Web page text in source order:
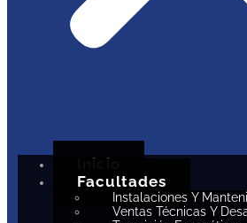
Inicio
Facultades
Instalaciones Y
Ventas Técnicas Y